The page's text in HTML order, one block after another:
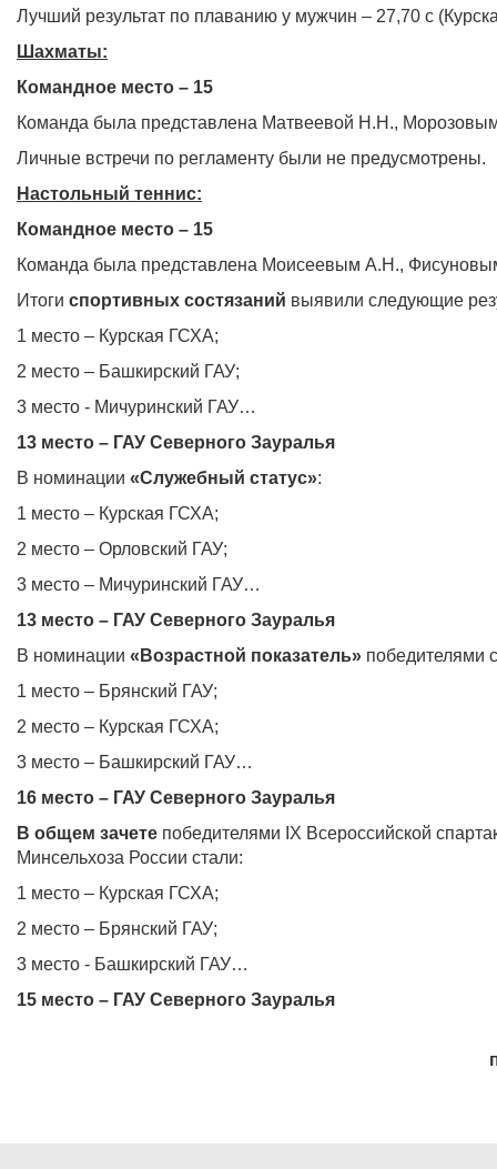
Лучший результат по плаванию у мужчин – 27,70 с
Шахматы:
Командное место – 15
Команда была представлена Матвеевой Н.Н.,
Личные встречи по регламенту были не предусмотрены.
Настольный теннис:
Командное место – 15
Команда была представлена Моисеевым А.Н.,
Итоги спортивных состязаний выявили следующие
1 место – Курская ГСХА;
2 место – Башкирский ГАУ;
3 место - Мичуринский ГАУ…
13 место – ГАУ Северного Зауралья
В номинации «Служебный статус»:
1 место – Курская ГСХА;
2 место – Орловский ГАУ;
3 место – Мичуринский ГАУ…
13 место – ГАУ Северного Зауралья
В номинации «Возрастной показатель» победителями
1 место – Брянский ГАУ;
2 место – Курская ГСХА;
3 место – Башкирский ГАУ…
16 место – ГАУ Северного Зауралья
В общем зачете победителями IX Всероссийской
Минсельхоза России стали:
1 место – Курская ГСХА;
2 место – Брянский ГАУ;
3 место - Башкирский ГАУ…
15 место – ГАУ Северного Зауралья